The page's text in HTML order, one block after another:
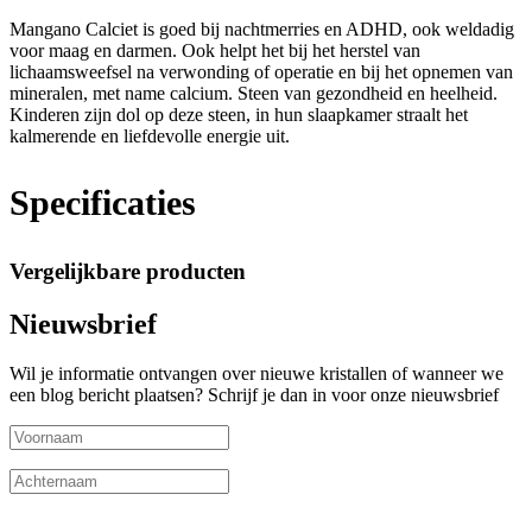
Mangano Calciet is goed bij nachtmerries en ADHD, ook weldadig
voor maag en darmen. Ook helpt het bij het herstel van
lichaamsweefsel na verwonding of operatie en bij het opnemen van
mineralen, met name calcium. Steen van gezondheid en heelheid.
Kinderen zijn dol op deze steen, in hun slaapkamer straalt het
kalmerende en liefdevolle energie uit.
Specificaties
Vergelijkbare producten
Nieuwsbrief
Wil je informatie ontvangen over nieuwe kristallen of wanneer we
een blog bericht plaatsen? Schrijf je dan in voor onze nieuwsbrief